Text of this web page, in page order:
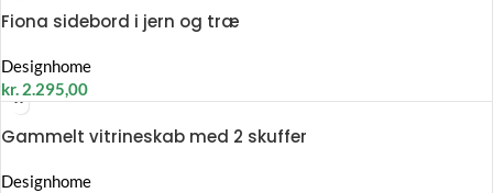
Fiona sidebord i jern og træ
Designhome
kr. 2.295,00
Gammelt vitrineskab med 2 skuffer
Designhome